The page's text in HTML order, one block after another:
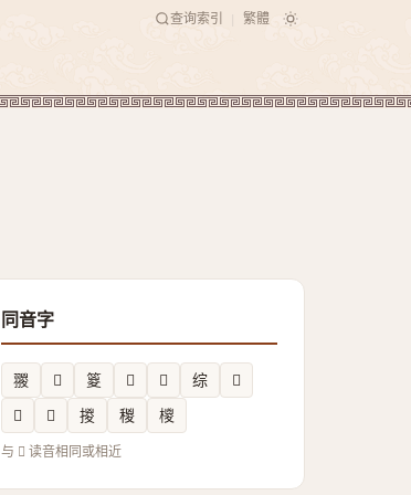
查询索引 繁體
同音字
翪 𤏇 䈦 𪎏 𣰁 综
𦆛
𩭤
𣯨 㨑 稯 㯶
与 𦡙 读音相同或相近